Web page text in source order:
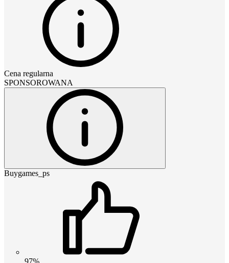
Cena regularna
SPONSOROWANA
Buygames_ps
97%